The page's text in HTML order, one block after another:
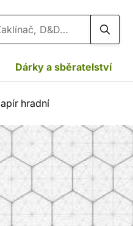
Dárky a sběratelství
hradní